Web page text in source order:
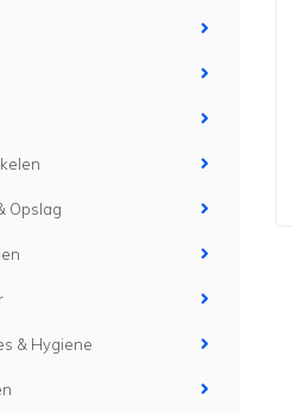
Opslag
& Hygiene